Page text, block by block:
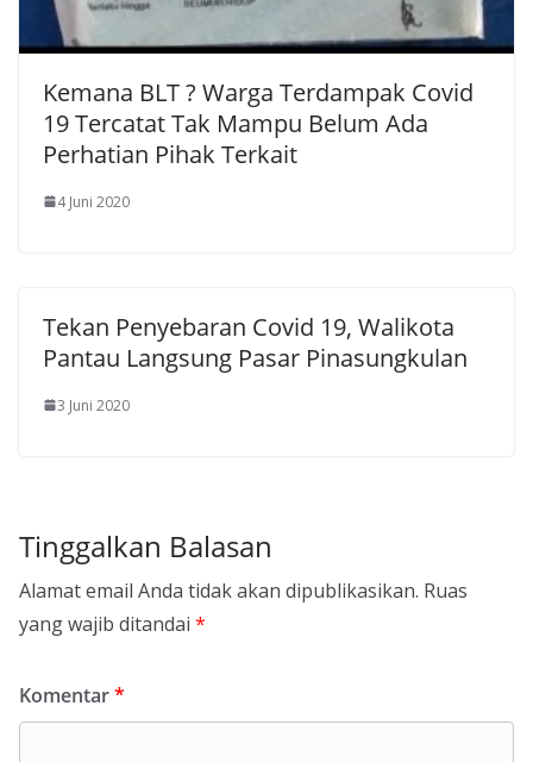
Kemana BLT ? Warga Terdampak Covid
19 Tercatat Tak Mampu Belum Ada
Perhatian Pihak Terkait
4 Juni 2020
Tekan Penyebaran Covid 19, Walikota
Pantau Langsung Pasar Pinasungkulan
3 Juni 2020
Tinggalkan Balasan
Alamat email Anda tidak akan dipublikasikan. Ruas
yang wajib ditandai *
Komentar*